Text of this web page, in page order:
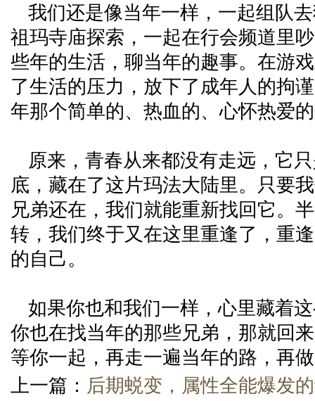
我们还是像当年一样，一起组队
祖玛寺庙探索，一起在行会频道里
些年的生活，聊当年的趣事。在游
了生活的压力，放下了成年人的拘
年那个简单的、热血的、心怀热爱
原来，青春从来都没有走远，它
底，藏在了这片玛法大陆里。只要
兄弟还在，我们就能重新找回它。
转，我们终于又在这里重逢了，重
的自己。
如果你也和我们一样，心里藏着
你也在找当年的那些兄弟，那就回
等你一起，再走一遍当年的路，再
上一篇： 后期蜕变，属性全能爆发